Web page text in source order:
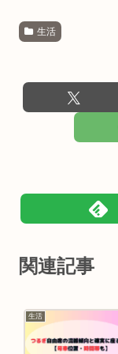
生活
関連記事
生活